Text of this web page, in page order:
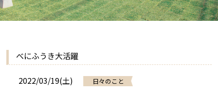
べにふうき大活躍
2022/03/19(土) 日々のこと